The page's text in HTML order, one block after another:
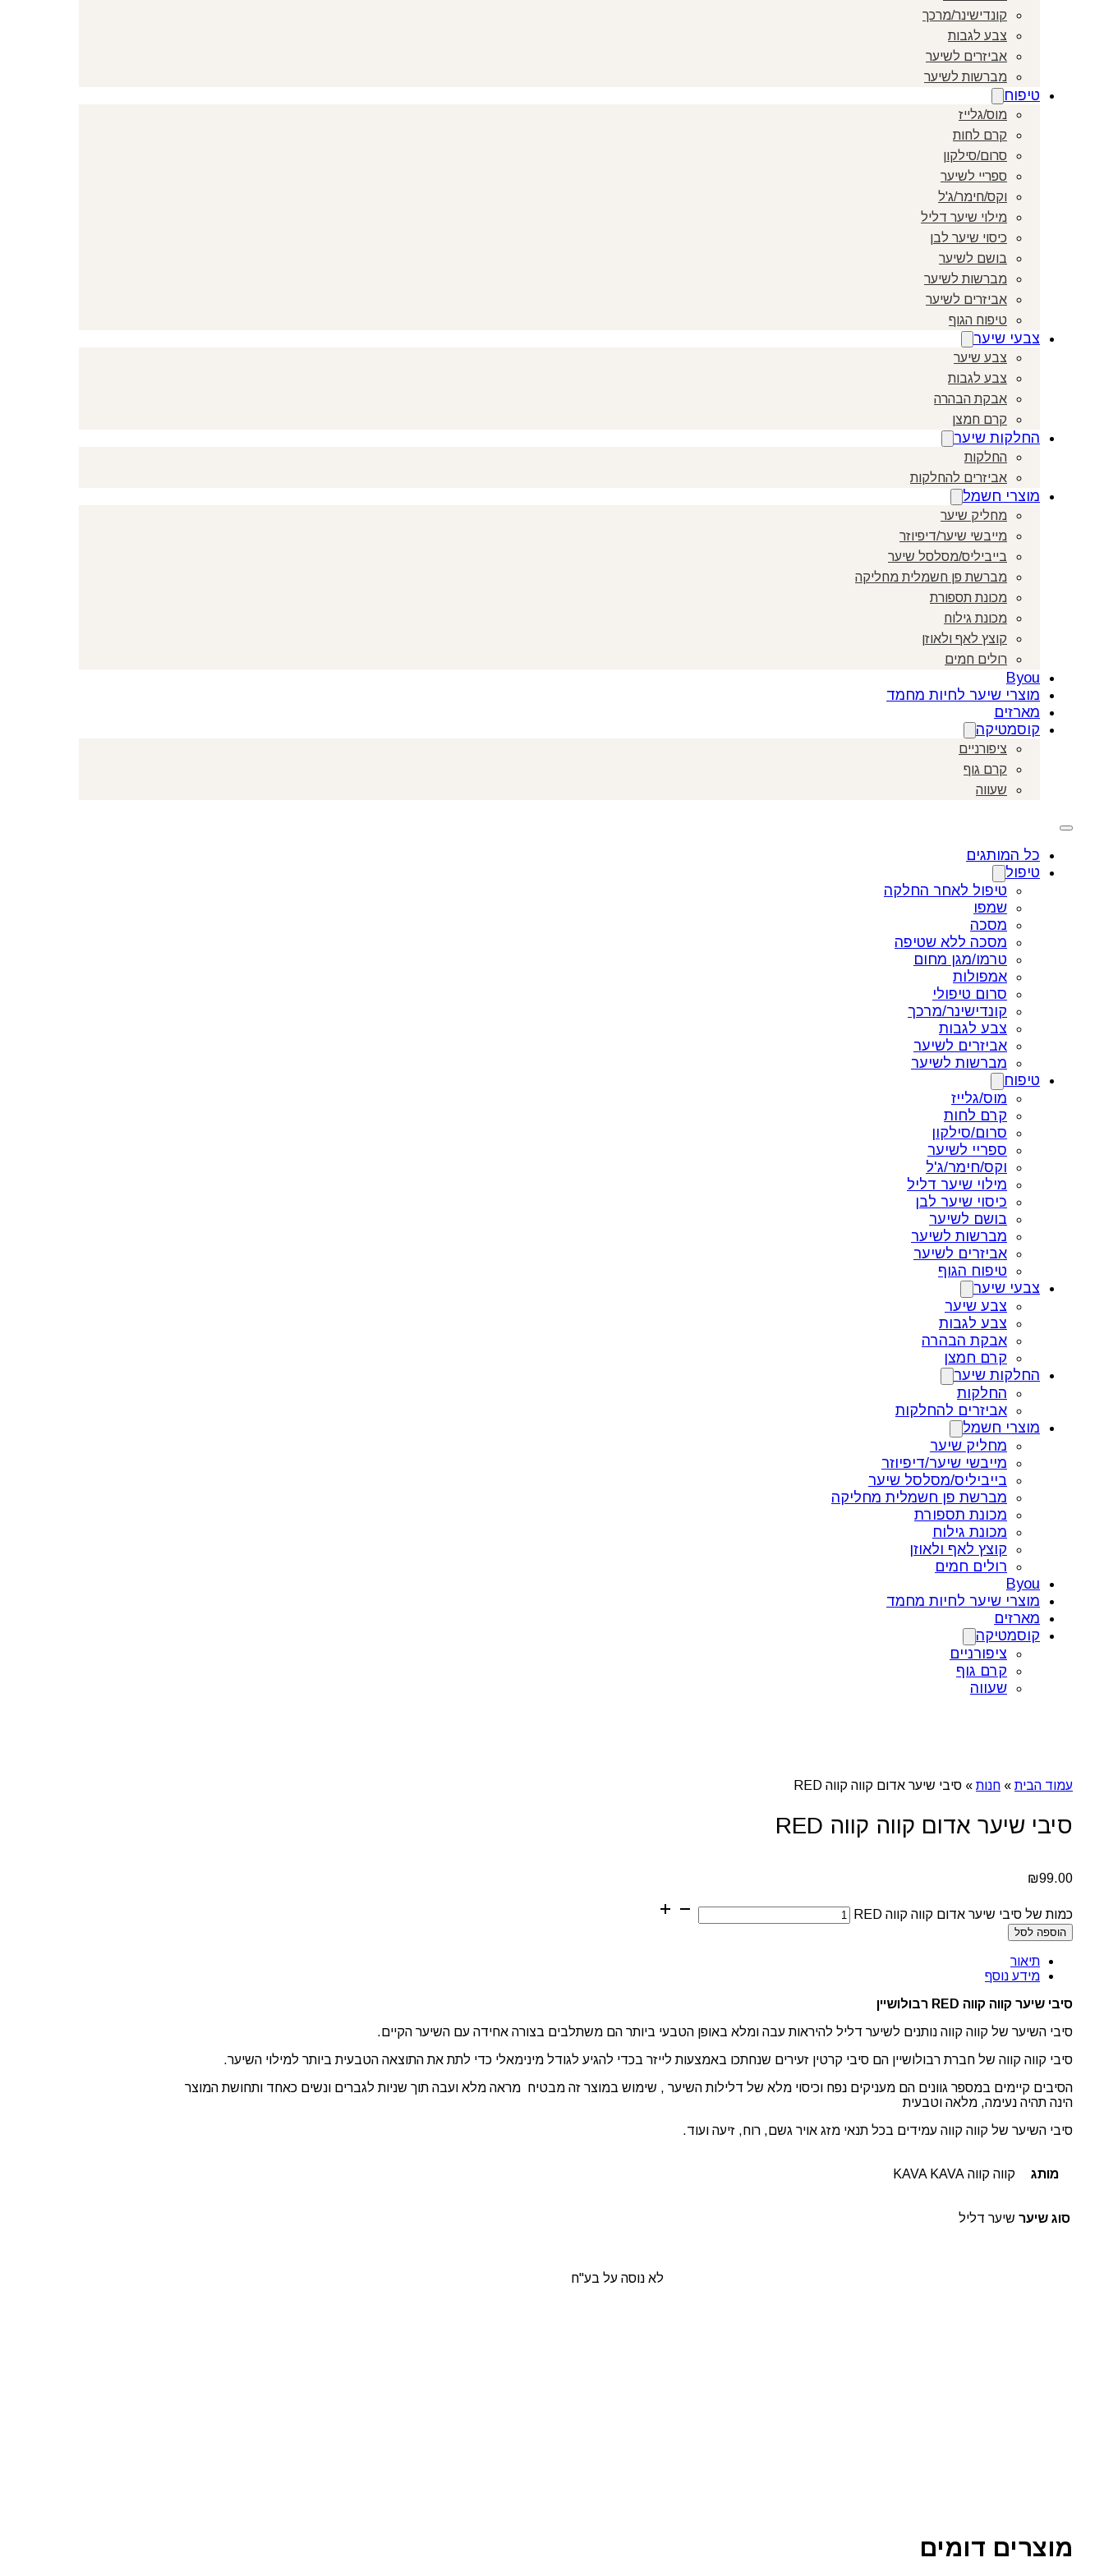
קונדישינר/מרכך
צבע לגבות
אביזרים לשיער
מברשות לשיער
טיפוח
מוס/גלייז
קרם לחות
סרום/סילקון
ספריי לשיער
וקס/חימר/ג'ל
מילוי שיער דליל
כיסוי שיער לבן
בושם לשיער
מברשות לשיער
אביזרים לשיער
טיפוח הגוף
צבעי שיער
צבע שיער
צבע לגבות
אבקת הבהרה
קרם חמצן
החלקות שיער
החלקות
אביזרים להחלקות
מוצרי חשמל
מחליק שיער
מייבשי שיער/דיפיוזר
בייביליס/מסלסל שיער
מברשת פן חשמלית מחליקה
מכונת תספורת
מכונת גילוח
קוצץ לאף ולאוזן
רולים חמים
Byou
מוצרי שיער לחיות מחמד
מארזים
קוסמטיקה
ציפורניים
קרם גוף
שעווה
כל המותגים
טיפול
טיפול לאחר החלקה
שמפו
מסכה
מסכה ללא שטיפה
טרמו/מגן מחום
אמפולות
סרום טיפולי
קונדישינר/מרכך
צבע לגבות
אביזרים לשיער
מברשות לשיער
טיפוח
מוס/גלייז
קרם לחות
סרום/סילקון
ספריי לשיער
וקס/חימר/ג'ל
מילוי שיער דליל
כיסוי שיער לבן
בושם לשיער
מברשות לשיער
אביזרים לשיער
טיפוח הגוף
צבעי שיער
צבע שיער
צבע לגבות
אבקת הבהרה
קרם חמצן
החלקות שיער
החלקות
אביזרים להחלקות
מוצרי חשמל
מחליק שיער
מייבשי שיער/דיפיוזר
בייביליס/מסלסל שיער
מברשת פן חשמלית מחליקה
מכונת תספורת
מכונת גילוח
קוצץ לאף ולאוזן
רולים חמים
Byou
מוצרי שיער לחיות מחמד
מארזים
קוסמטיקה
ציפורניים
קרם גוף
שעווה
עמוד הבית » חנות » סיבי שיער אדום קווה קווה RED
סיבי שיער אדום קווה קווה RED
₪99.00
כמות של סיבי שיער אדום קווה קווה RED
הוספה לסל
תיאור
מידע נוסף
סיבי שיער קווה קווה
סיבי השיער של קווה קווה נותנים לשיער דליל להיראות עבה ומלא באופן הטבעי ביותר הם משתלבים בצורה אחידה עם השיער הקיים.
סיבי קווה קווה של חברת רבולושיין הם סיבי קרטין זעירים שנחתכו באמצעות לייזר בכדי להגיע לגודל מינימאלי כדי לתת את התוצאה הטבעית ביותר למילוי השיער.
הסיבים קיימים במספר גוונים הם מעניקים נפח וכיסוי מלא של דלילות השיער , שימוש במוצר זה מבטיח מראה מלא ועבה תוך שניות לגברים ונשים כאחד ותחושת המוצר
הינה תהיה נעימה, מלאה וטבעית
סיבי השיער של קווה קווה עמידים בכל תנאי מזג אויר גשם, רוח, זיעה ועוד.
מותג קווה קווה KAVA KAVA
סוג שיער שיער דליל
לא נוסה על בע"ח
מוצרים דומים